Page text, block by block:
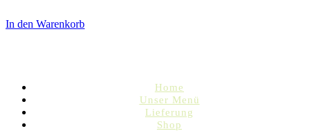
In den Warenkorb
Home
Unser Menü
Lieferung
Shop